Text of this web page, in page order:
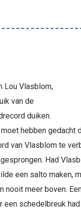
Lou Vlasblom,
van de
duiken.
hebben gedacht
van Vlasblom te
Had
een salto maken,
nooit meer boven.
schedelbreuk